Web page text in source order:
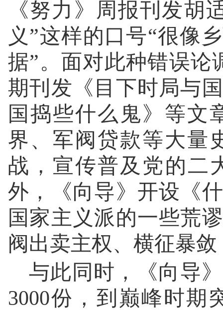
《努力》周报刊发胡
义”这样的口号“很像
据”。面对此种错误论
期刊发《目下时局与
国捣些什么鬼》等文
界、军阀贷款等大量
战，宣传普及党的二
外，《向导》开设《
国家主义派的一些荒
阀出卖主权、横征暴
与此同时，《向导
3000份，到巅峰时期